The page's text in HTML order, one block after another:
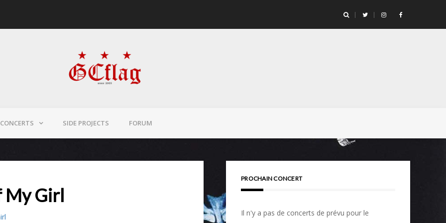
CONCERTS SIDE PROJECTS FORUM
My Girl
PROCHAIN CONCERT
Il n'y a pas de concerts de prévu pour le